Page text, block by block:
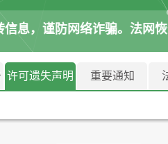
，谨防网络诈骗。法网恢
许可遗失声明 重要通知